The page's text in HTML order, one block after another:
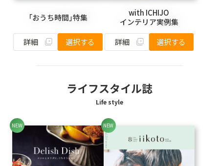
「おうち時間」特集
詳細 選択する
with ICHIJO
インテリア実例集
詳細
選択する
ライフスタイル誌
Life style